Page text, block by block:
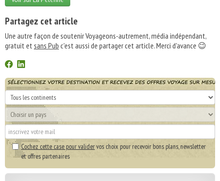
Partagez cet article
Une autre façon de soutenir Voyageons-autrement, média indépendant,
gratuit etsans Pub c'est aussi de partager cet article. Merci d'avance 😉
Cochez cette case pour validervos choix pour recevoir bons plans, newsletter
et offres partenaires